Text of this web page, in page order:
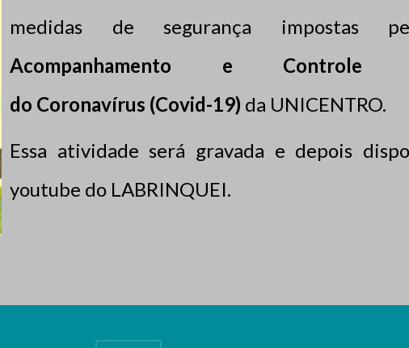
medidas de segurança impostas
Acompanhamento e Controle
do Coronavírus (Covid-19) da UNICENTRO.
Essa atividade será gravada e depois
youtube do LABRINQUEI.